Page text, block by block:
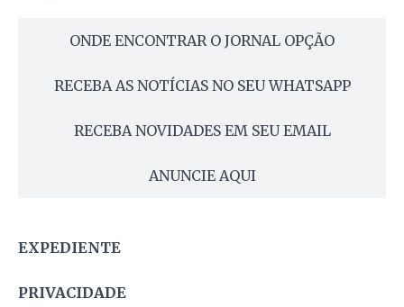
ONDE ENCONTRAR O JORNAL OPÇÃO
RECEBA AS NOTÍCIAS NO SEU WHATSAPP
RECEBA NOVIDADES EM SEU EMAIL
ANUNCIE AQUI
EXPEDIENTE
PRIVACIDADE